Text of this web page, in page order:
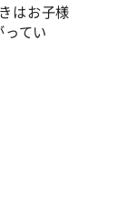
はお子様
てい